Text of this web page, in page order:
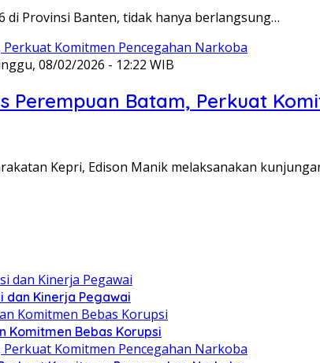
di Provinsi Banten, tidak hanya berlangsung…
08/02/2026 - 12:22 WIB
Perempuan Batam, Perkuat
Kepri, Edison Manik melaksanakan
dan Kinerja Pegawai
Komitmen Bebas Korupsi